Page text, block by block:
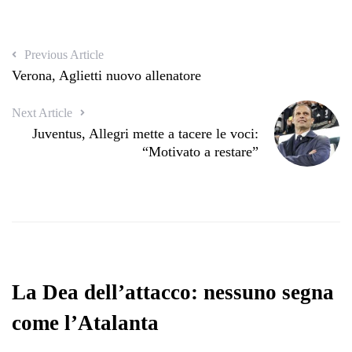
Previous Article
Verona, Aglietti nuovo allenatore
Next Article
Juventus, Allegri mette a tacere le voci:
“Motivato a restare”
La Dea dell’attacco: nessuno segna
come l’Atalanta